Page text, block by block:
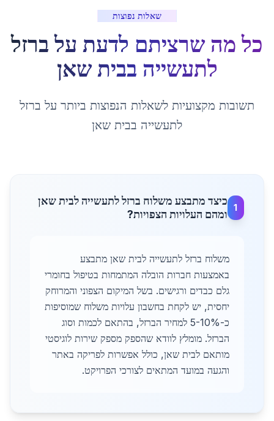
שאלות נפוצות
כל מה שרציתם לדעת על ברזל
לתעשייה בבית שאן
תשובות מקצועיות לשאלות הנפוצות ביותר על ברזל
לתעשייה בבית שאן
1
כיצד מתבצע משלוח ברזל לתעשייה לבית שאן
ומהם העלויות הצפויות?
משלוח ברזל לתעשייה לבית שאן מתבצע
באמצעות חברות הובלה המתמחות בטיפול בחומרי
גלם כבדים ורגישים. בשל המיקום הצפוני והמרוחק
יחסית, יש לקחת בחשבון עלויות משלוח שמוסיפות
כ-5-10% למחיר הברזל, בהתאם לכמות וסוג
הברזל. מומלץ לוודא שהספק מספק שירות לוגיסטי
מותאם לבית שאן, כולל אפשרות לפריקה באתר
והגעה במועד המתאים לצורכי הפרויקט.